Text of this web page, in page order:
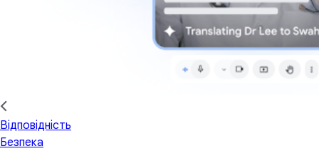
Відповідність
Безпека